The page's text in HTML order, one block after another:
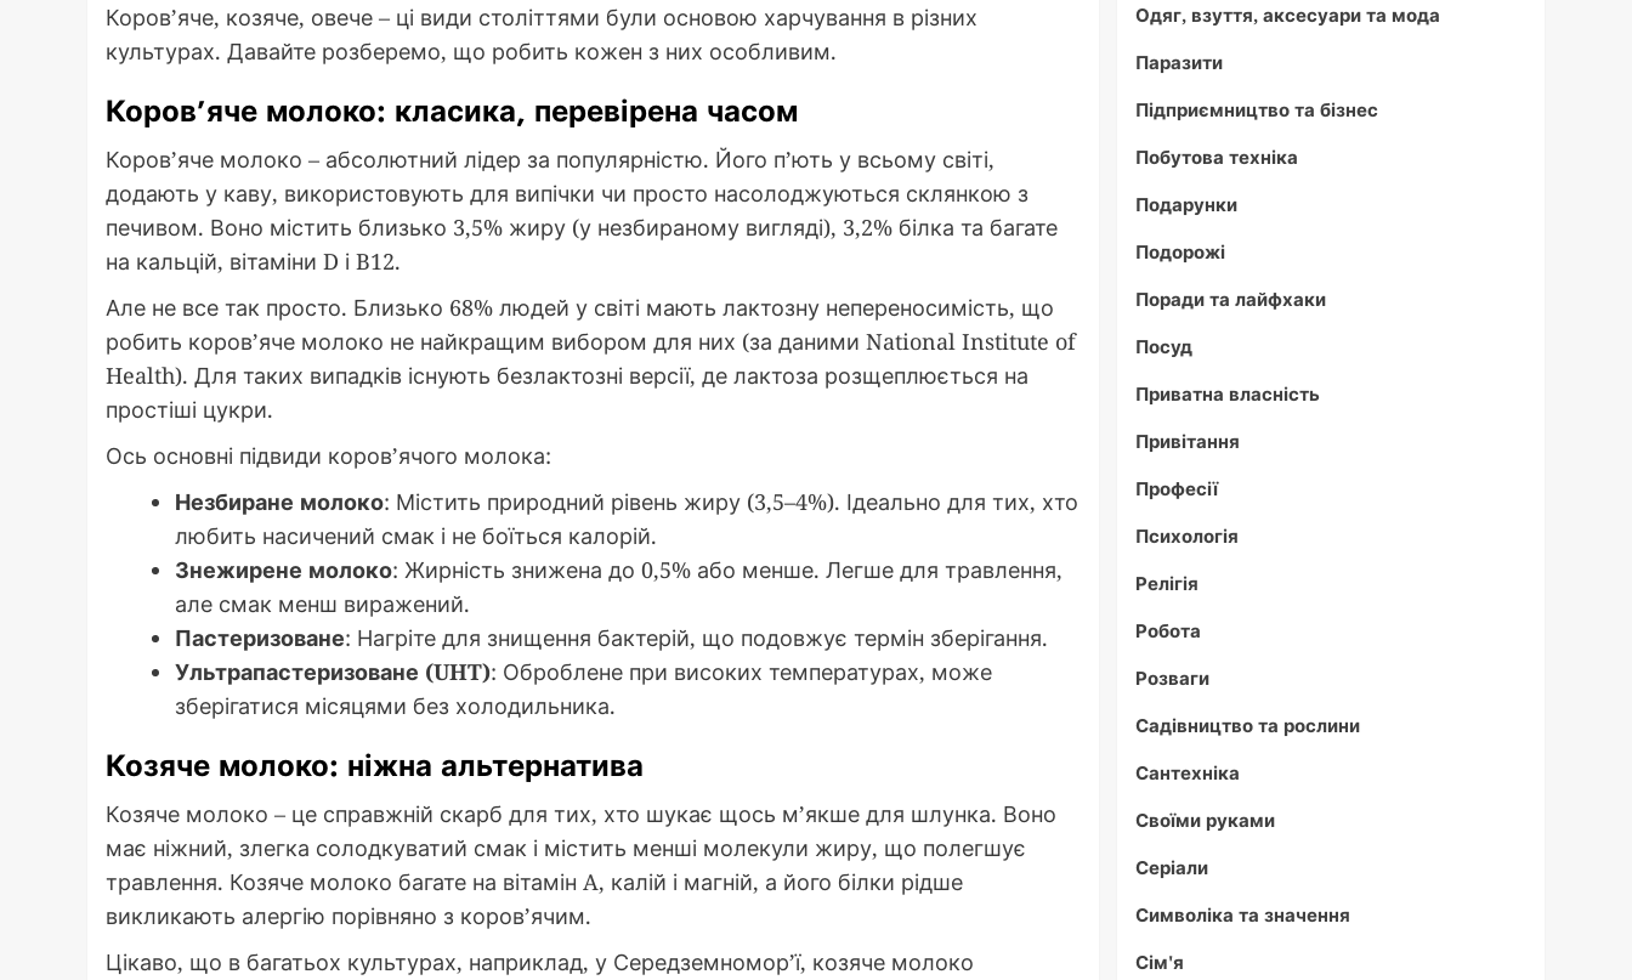
Коров’яче, козяче, овече – ці види століттями були основою харчування в різних
культурах. Давайте розберемо, що робить кожен з них особливим.
Коров’яче молоко: класика, перевірена часом
Коров’яче молоко – абсолютний лідер за популярністю. Його п’ють у всьому світі,
додають у каву, використовують для випічки чи просто насолоджуються склянкою з
печивом. Воно містить близько 3,5% жиру (у незбираному вигляді), 3,2% білка та багате
на кальцій, вітаміни D і B12.
Але не все так просто. Близько 68% людей у світі мають лактозну непереносимість, що
робить коров’яче молоко не найкращим вибором для них (за даними National Institute of
Health). Для таких випадків існують безлактозні версії, де лактоза розщеплюється на
простіші цукри.
Ось основні підвиди коров’ячого молока:
Незбиране молоко: Містить природний рівень жиру (3,5–4%). Ідеально для тих, хто
любить насичений смак і не боїться калорій.
Знежирене молоко: Жирність знижена до 0,5% або менше. Легше для травлення,
але смак менш виражений.
Пастеризоване: Нагріте для знищення бактерій, що подовжує термін зберігання.
Ультрапастеризоване (UHT): Оброблене при високих температурах, може
зберігатися місяцями без холодильника.
Козяче молоко: ніжна альтернатива
Козяче молоко – це справжній скарб для тих, хто шукає щось м’якше для шлунка. Воно
має ніжний, злегка солодкуватий смак і містить менші молекули жиру, що полегшує
травлення. Козяче молоко багате на вітамін A, калій і магній, а його білки рідше
викликають алергію порівняно з коров’ячим.
Цікаво, що в багатьох культурах, наприклад, у Середземномор’ї, козяче молоко
Одяг, взуття, аксесуари та мода
Паразити
Підприємництво та бізнес
Побутова техніка
Подарунки
Подорожі
Поради та лайфхаки
Посуд
Приватна власність
Привітання
Професії
Психологія
Релігія
Робота
Розваги
Садівництво та рослини
Сантехніка
Своїми руками
Серіали
Символіка та значення
Сім'я